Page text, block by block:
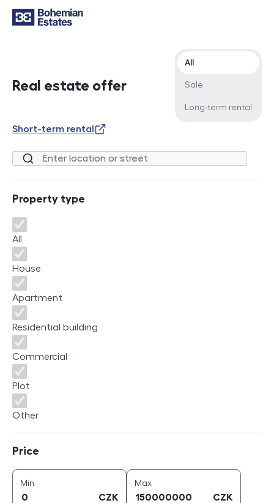
Real estate offer
Offer type
All
Sale
Long-term rental
Short-term rental
Location or street
Property type
Property type
All
House
Apartment
Residential building
Commercial
Plot
Other
Price
Min
CZK
Maxprice (
CZK